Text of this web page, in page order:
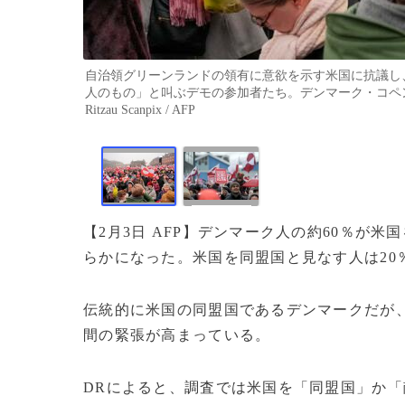
自治領グリーンランドの領有に意欲を示す米国に抗議
人のもの」と叫ぶデモの参加者たち。デンマーク・コ
Ritzau Scanpix / AFP
【2月3日 AFP】デンマーク人の約60％が米
らかになった。米国を同盟国と見なす人は
伝統的に米国の同盟国であるデンマークだ
間の緊張が高まっている。
DRによると、調査では米国を「同盟国」か